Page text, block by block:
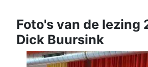
Foto's van de lezing
Dick Buursink